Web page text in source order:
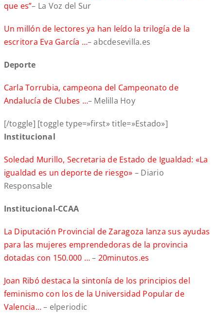
que es”– La Voz del Sur
Un millón de lectores ya han leído la trilogía de la
escritora Eva García …– abcdesevilla.es
Deporte
Carla Torrubia, campeona del Campeonato de
Andalucía de Clubes …– Melilla Hoy
[/toggle] [toggle type=»first» title=»Estado»]
Institucional
Soledad Murillo, Secretaria de Estado de Igualdad: «La
igualdad es un deporte de riesgo» – Diario
Responsable
Institucional-CCAA
La Diputación Provincial de Zaragoza lanza sus ayudas
para las mujeres emprendedoras de la provincia
dotadas con 150.000 …– 20minutos.es
Joan Ribó destaca la sintonía de los principios del
feminismo con los de la Universidad Popular de
Valencia…– elperiodic